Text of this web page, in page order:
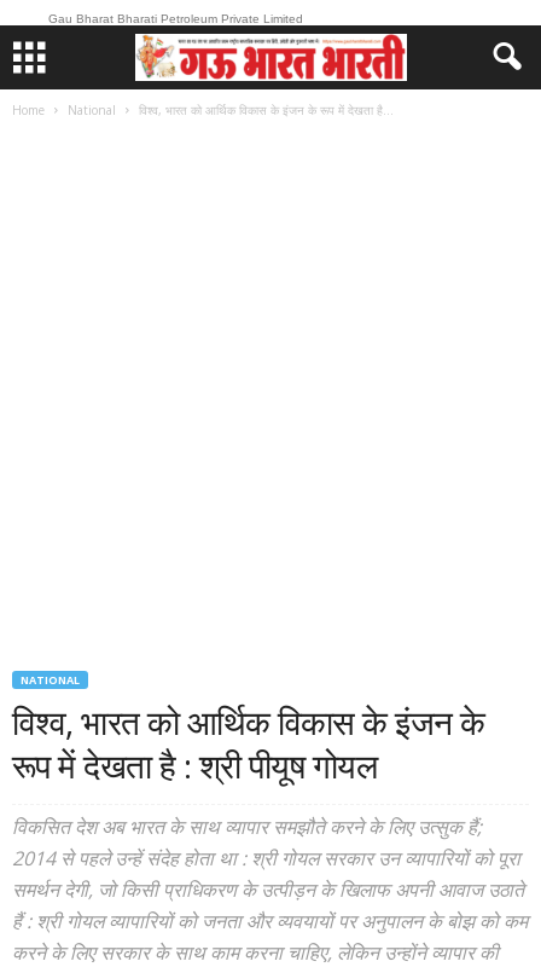
Gau Bharat Bharati Petroleum Private Limited
Home National विश्व, भारत को आर्थिक विकास के इंजन के रूप में देखता है...
NATIONAL
विश्व, भारत को आर्थिक विकास के इंजन के
रूप में देखता है : श्री पीयूष गोयल
विकसित देश अब भारत के साथ व्यापार समझौते करने के लिए उत्सुक हैं;
2014 से पहले उन्हें संदेह होता था : श्री गोयल सरकार उन व्यापारियों को पूरा
समर्थन देगी, जो किसी प्राधिकरण के उत्पीड़न के खिलाफ अपनी आवाज उठाते
हैं : श्री गोयल व्यापारियों को जनता और व्यवयायों पर अनुपालन के बोझ को कम
करने के लिए सरकार के साथ काम करना चाहिए, लेकिन उन्होंने व्यापार की